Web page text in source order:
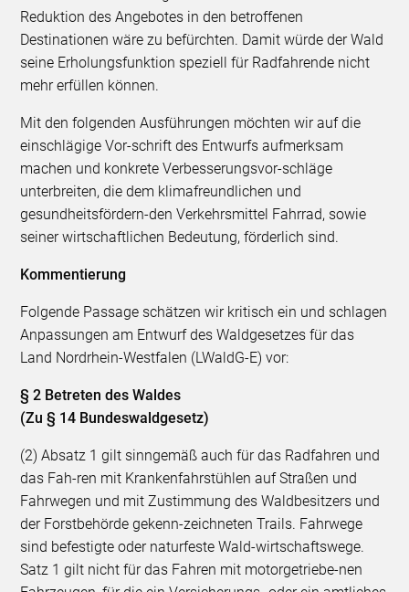
Reduktion des Angebotes in den betroffenen
Destinationen wäre zu befürchten. Damit würde der Wald
seine Erholungsfunktion speziell für Radfahrende nicht
mehr erfüllen können.
Mit den folgenden Ausführungen möchten wir auf die
einschlägige Vor-schrift des Entwurfs aufmerksam
machen und konkrete Verbesserungsvor-schläge
unterbreiten, die dem klimafreundlichen und
gesundheitsfördern-den Verkehrsmittel Fahrrad, sowie
seiner wirtschaftlichen Bedeutung, förderlich sind.
Kommentierung
Folgende Passage schätzen wir kritisch ein und schlagen
Anpassungen am Entwurf des Waldgesetzes für das
Land Nordrhein-Westfalen (LWaldG-E) vor:
§ 2 Betreten des Waldes
(Zu § 14 Bundeswaldgesetz)
(2) Absatz 1 gilt sinngemäß auch für das Radfahren und
das Fah-ren mit Krankenfahrstühlen auf Straßen und
Fahrwegen und mit Zustimmung des Waldbesitzers und
der Forstbehörde gekenn-zeichneten Trails. Fahrwege
sind befestigte oder naturfeste Wald-wirtschaftswege.
Satz 1 gilt nicht für das Fahren mit motorgetriebe-nen